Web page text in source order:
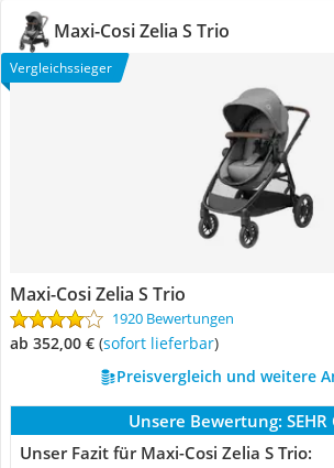
Maxi-Cosi Zelia S Trio
Vergleichssieger
Maxi-Cosi Zelia S Trio
1920 Bewertungen
ab 352,00 € ( Sofort lieferbar)
Preisvergleich und weitere
Unsere Bewertung: SEHR
Unser Fazit für Maxi-Cosi Zelia S Trio: